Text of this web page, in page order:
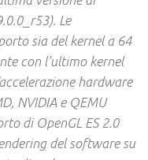
Le
sia del kernel a 64
con l’ultimo kernel
hardware
NVIDIA e QEMU
di OpenGL ES 2.0
del software su